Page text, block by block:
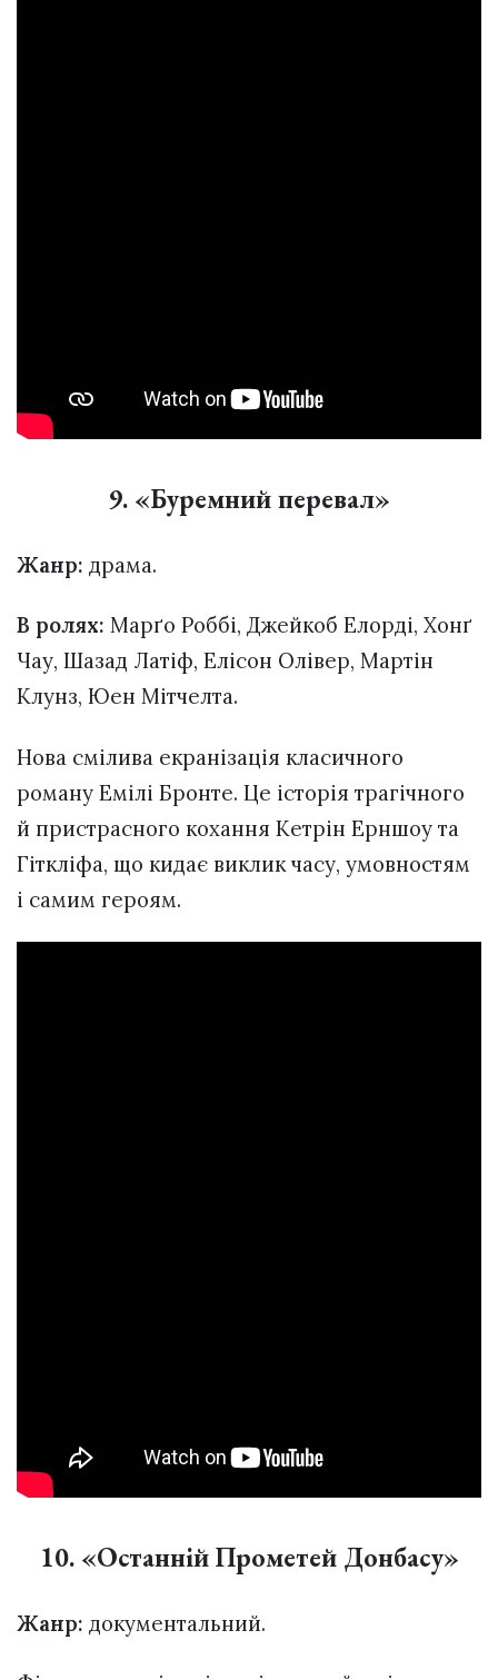
9. «Буремний перевал»
Жанр: драма.
В ролях: Марґо Роббі, Джейкоб Елорді, Хонґ
Чау, Шазад Латіф, Елісон Олівер, Мартін
Клунз, Юен Мітчелта.
Нова смілива екранізація класичного
роману Емілі Бронте. Це історія трагічного
й пристрасного кохання Кетрін Ерншоу та
Гіткліфа, що кидає виклик часу, умовностям
і самим героям.
10. «Останній Прометей Донбасу»
Жанр: документальний.